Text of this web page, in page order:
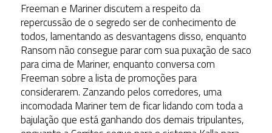
Freeman e Mariner discutem a respeito da
repercussão de o segredo ser de conhecimento de
todos, lamentando as desvantagens disso, enquanto
Ransom não consegue parar com sua puxação de saco
para cima de Mariner, enquanto conversa com
Freeman sobre a lista de promoções para
considerarem. Zanzando pelos corredores, uma
incomodada Mariner tem de ficar lidando com toda a
bajulação que está ganhando dos demais tripulantes,